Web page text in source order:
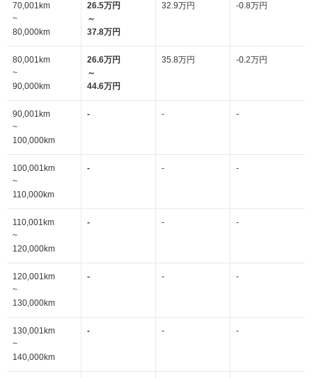
70,001km
~
80,000km
26.5万円
～
37.8万円
32.9万円 -0.8万円
80,001km
~
90,000km
26.6万円
～
44.6万円
35.8万円 -0.2万円
90,001km
~
100,000km
- - -
100,001km
~
110,000km
- - -
110,001km
~
120,000km
- - -
120,001km
~
130,000km
- - -
130,001km
~
140,000km
- - -